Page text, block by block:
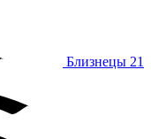
Близнецы 21